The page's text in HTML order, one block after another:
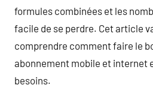
formules combinées et les
facile de se perdre. Cet article
comprendre comment faire le
abonnement mobile et internet
besoins.